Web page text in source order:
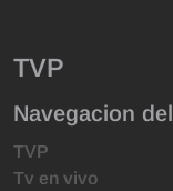
TVP
Navegacion
TVP
Tv en vivo